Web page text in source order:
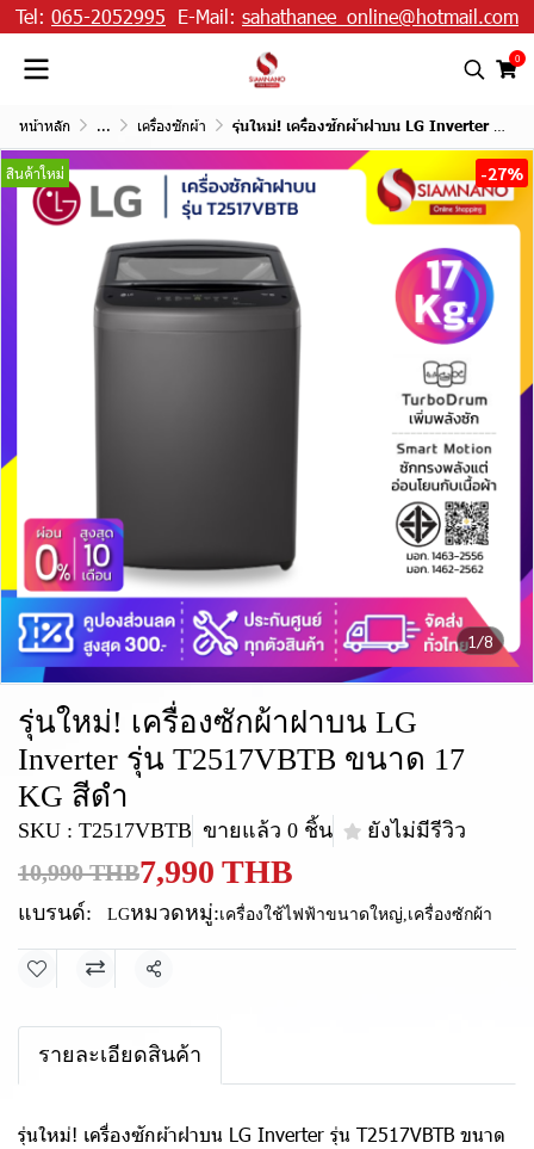
Tel: 065-2052995 E-Mail: sahathanee_online@hotmail.com
0
หน้าหลัก ... เครื่องซักผ้า รุ่นใหม่! เครื่องซักผ้าฝาบน LG Inverter รุ่น T2517VBTB ขนาด 17 KG สีดำ
1/8
สินค้าใหม่ -27%
รุ่นใหม่! เครื่องซักผ้าฝาบน LG
Inverter รุ่น T2517VBTB ขนาด 17
KG สีดำ
SKU : T2517VBTB ขายแล้ว 0 ชิ้น ยังไม่มีรีวิว
10,990 THB7,990 THB
แบรนด์: LGหมวดหมู่:เครื่องใช้ไฟฟ้าขนาดใหญ่,เครื่องซักผ้า
แชร์
รายละเอียดสินค้า
รุ่นใหม่! เครื่องซักผ้าฝาบน LG Inverter รุ่น T2517VBTB ขนาด